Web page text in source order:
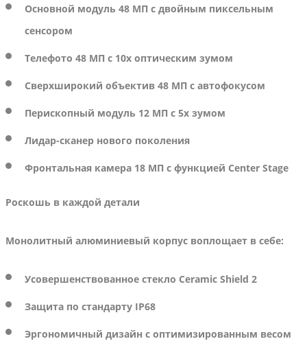
Основной модуль 48 МП с двойным пиксельным
сенсором
Телефото 48 МП с 10x оптическим зумом
Сверхширокий объектив 48 МП с автофокусом
Перископный модуль 12 МП с 5x зумом
Лидар-сканер нового поколения
Фронтальная камера 18 МП с функцией Center Stage
Роскошь в каждой детали
Монолитный алюминиевый корпус воплощает в себе:
Усовершенствованное стекло Ceramic Shield 2
Защита по стандарту IP68
Эргономичный дизайн с оптимизированным весом